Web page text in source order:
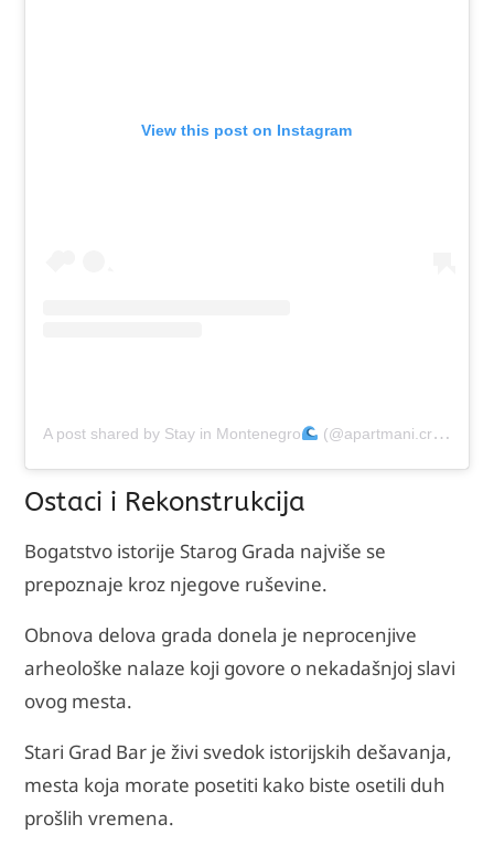
View this post on Instagram
A post shared by Stay in Montenegro (@apartmani.crnagora)
Ostaci i Rekonstrukcija
Bogatstvo istorije Starog Grada najviše se
prepoznaje kroz njegove ruševine.
Obnova delova grada donela je neprocenjive
arheološke nalaze koji govore o nekadašnjoj slavi
ovog mesta.
Stari Grad Bar je živi svedok istorijskih dešavanja,
mesta koja morate posetiti kako biste osetili duh
prošlih vremena.